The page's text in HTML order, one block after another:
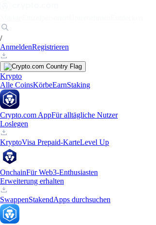
/
AnmeldenRegistrieren
Krypto
Alle CoinsKörbeEarnStaking
Crypto.com AppFür alltägliche Nutzer
Loslegen
KryptoVisa Prepaid-KarteLevel Up
OnchainFür Web3-Enthusiasten
Erweiterung erhalten
SwappenStakendApps durchsuchen